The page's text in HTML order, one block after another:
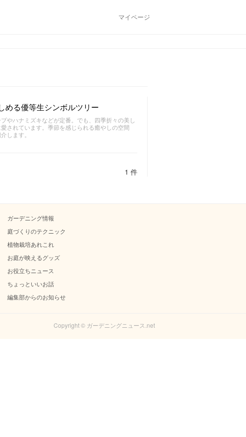
マイページ
める優等生シンボルツリー
やハナミズキなどが定番。でも、四季折々の美し
されています。季節を感じられる癒やしの空間
します。
1 件
ガーデニング情報
庭づくりのテクニック
植物栽培あれこれ
お庭が映えるグッズ
お役立ちニュース
ちょっといいお話
編集部からのお知らせ
Copyright © ガーデニングニュース.net